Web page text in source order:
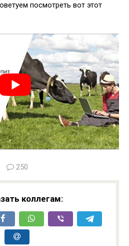
посмотреть вот этот
250
коллегам: